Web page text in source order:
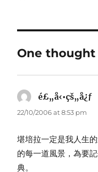
One thought
é£„å‹•çš„å¿ƒ
22/10/2006 at 8:53 pm
堪培拉一定是我人生
的每一道風景，為要
典。